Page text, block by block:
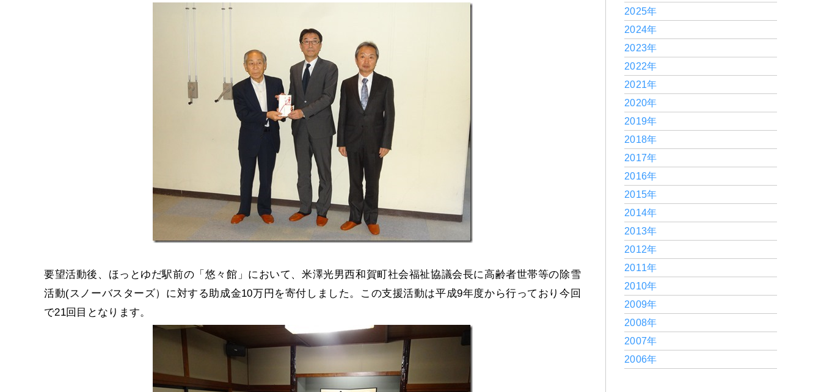
要望活動後、ほっとゆだ駅前の「悠々館」において、米澤光男西和賀町社会福祉協議会長に高齢者世帯等の除雪
活動(スノーバスターズ）に対する助成金10万円を寄付しました。この支援活動は平成9年度から行っており今回
で21回目となります。
2025年
2024年
2023年
2022年
2021年
2020年
2019年
2018年
2017年
2016年
2015年
2014年
2013年
2012年
2011年
2010年
2009年
2008年
2007年
2006年